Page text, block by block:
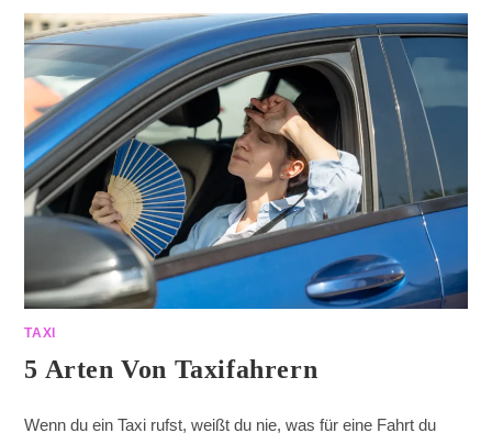
TAXI
5 Arten Von Taxifahrern
Wenn du ein Taxi rufst, weißt du nie, was für eine Fahrt du